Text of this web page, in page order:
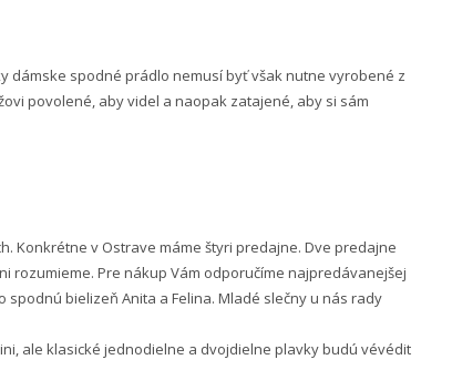
dámske spodné prádlo nemusí byť však nutne vyrobené z
povolené, aby videl a naopak zatajené, aby si sám
Konkrétne v Ostrave máme štyri predajne. Dve predajne
rozumieme. Pre nákup Vám odporučíme najpredávanejšej
bielizeň Anita a Felina. Mladé slečny u nás rady
ale klasické jednodielne a dvojdielne plavky budú vévédit